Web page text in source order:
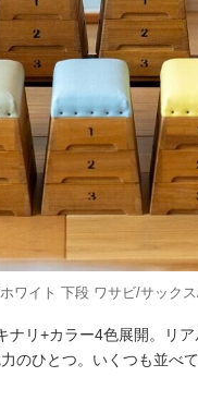
ワイト 下段 ワサビ/サック
ナリ+カラー4色展開。リ
のひとつ。いくつも並べ